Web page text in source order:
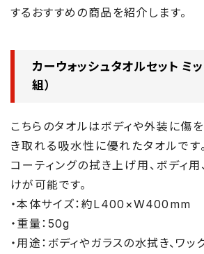
するおすすめの商品を紹介します。
カーウォッシュタオルセット ミ
組）
こちらのタオルはボディや外装に傷
き取れる吸水性に優れたタオルです
コーティングの拭き上げ用、ボディ
けが可能です。
・本体サイズ：約L400×W400mm
・重量：50g
・用途：ボディやガラスの水拭き、ワッ